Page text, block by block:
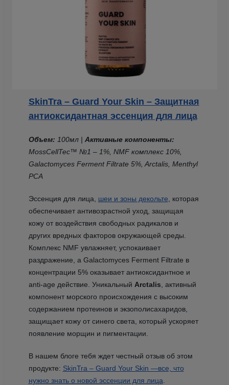
SkinTra – Guard Your Skin – Защитная
антиоксидантная эссенция для лица
Объем: 100мл | Активные компоненты:
MossCellTec™ №1 – 1%, NMF комплекс 10%,
Galactomyces Ferment Filtrate 5%, Arctalis, Menthyl
PCA
Эссенция для лица, шеи и зоны декольте , которая
обеспечивает антивозрастной уход, защищая
кожу от воздействия свободных радикалов и
других вредных факторов окружающей среды.
Комплекс NMF увлажняет, успокаивает
раздражение, а Galactomyces Ferment Filtrate в
концентрации 5% оказывает антиоксидантное и
anti-agе действие. Уникальный Arctalis , активный
компонент морского происхождения с высоким
содержанием протеинов и экзополисахаридов,
защищает кожу от синего света, который ускоряет
появление морщин и пигментации.
В нашем блоге тебя ждет честный отзыв об этом
продукте: SkinTra – Guard Your Skin —все, что
нужно знать о новой эссенции для лица